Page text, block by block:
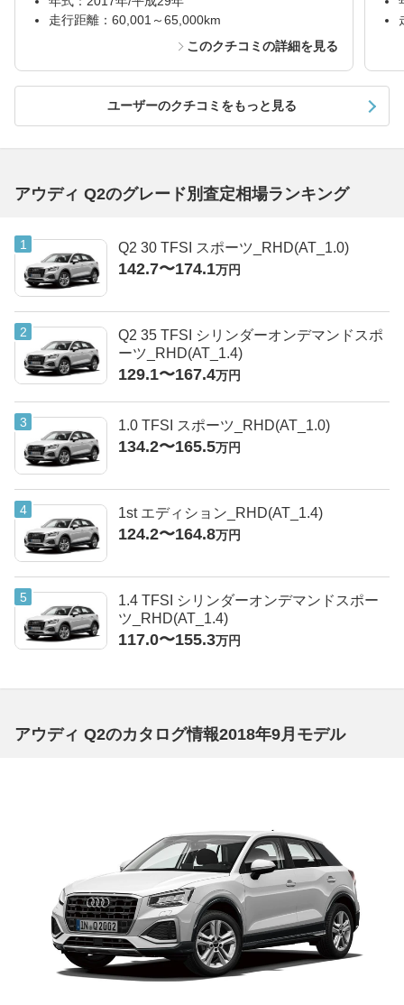
走行距離：60,001～65,000km
このクチコミの詳細を見る
ユーザーのクチコミをもっと見る
アウディ Q2のグレード別査定相場ランキング
Q2 30 TFSI スポーツ_RHD(AT_1.0)
142.7〜174.1万円
Q2 35 TFSI シリンダーオンデマンドスポ
ーツ_RHD(AT_1.4)
129.1〜167.4万円
1.0 TFSI スポーツ_RHD(AT_1.0)
134.2〜165.5万円
1st エディション_RHD(AT_1.4)
124.2〜164.8万円
1.4 TFSI シリンダーオンデマンドスポー
ツ_RHD(AT_1.4)
117.0〜155.3万円
アウディ Q2のカタログ情報2018年9月モデル